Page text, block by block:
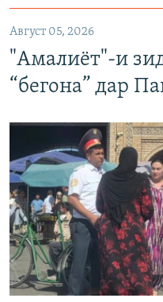
Август 05, 2026
"Амалиёт"-и
“бегона” дар